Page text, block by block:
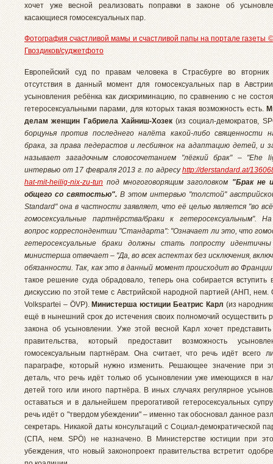
хочет уже весной реализовать поправки в законе об
касающиеся гомосексуальных пар.
Фотография счастливой мамы и счастливой папы на портале газеты
Гвоздиков/суджетфото
Европейский суд по правам человека в Страсбурге во
отсутствия в данный момент для гомосексуальных пар в
усыновления ребёнка как дискриминацию, по сравнению с не
гетеросексуальными парами, для которых такая возможность есть.
делам женщин Габриела Хайниш-Хозек(из социал-демократов,
борцунья против последнего налёта какой-либо священности
брака, за права педерастов и лесбиянок на адаптацию детей, и
называет загадочным словосочетанием "лёгкий брак" – "Ehe
интервью от17 февраля 2013 г. по адресуhttp://derstandard.at/
hat-mit-heilig-nix-zu-tun под многоговорящим заголовком"Брак не
общего со святостью". В этом интервью "толстой"
Standard" она в частности заявляет, что её целью является "во
гомосексуальные партнёрства/браки к гетеросексуальным".
вопрос корреспондентши "Стандарта": "Означает ли это, что
гетеросексуальные браки должны стать попросту
министерша отвечает – "Да, во всех аспектах без исключения,
обязанности. Так, как это в данный момент происходит во
такое решение суда обрадовало, теперь она собирается вступить
дискуссию по этой теме с Австрийской народной партией (АНП, нем.
Volkspartei – ÖVP).Министерша юстиции Беатрис Карл (из
ещё в нынешний срок до истечения своих полномочий осуществить
закона об усыновлении. Уже этой весной Карл хочет представить
правительства, который предоставит возможность
гомосексуальным партнёрам. Она считает, что речь идёт всего
параграфе, который нужно изменить. Решающее значение при
деталь, что речь идёт только об усыновлении уже имеющихся в
детей того или иного партнёра. В иных случаях регулярное
оставаться и в дальнейшем прерогативой гетеросексуальных
речь идёт о "твердом убеждении" – именно так обосновал данное
секретарь. Никакой даты консультаций с Социал-демократической
(СПА, нем. SPÖ) не назначено. В Министерстве юстиции при
убеждения, что новый законопроект правительства встретит